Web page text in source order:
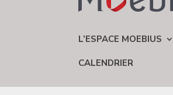
L’ESPACE MOEBIUS
CALENDRIER